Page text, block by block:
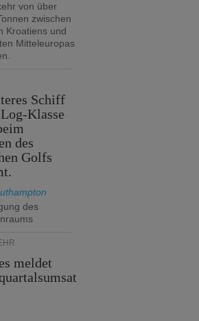
von über
zwischen
Kroatiens und
Mitteleuropas
Schiff
Klasse
des
Golfs
des
meldet